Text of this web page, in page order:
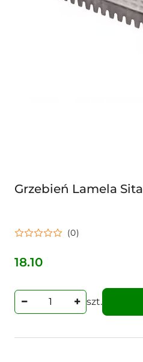
Grzebień Lamela Sita
(0)
Cena:
18.10
szt.